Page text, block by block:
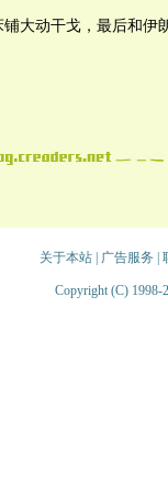
大动干戈，最后和伊
关于本站| 广告服务
Copyright (C) 1998-